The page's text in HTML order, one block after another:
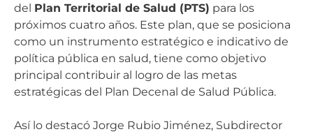
del Plan Territorial de Salud (PTS) para los
próximos cuatro años. Este plan, que se posiciona
como un instrumento estratégico e indicativo de
política pública en salud, tiene como objetivo
principal contribuir al logro de las metas
estratégicas del Plan Decenal de Salud Pública.
Así lo destacó Jorge Rubio Jiménez, Subdirector